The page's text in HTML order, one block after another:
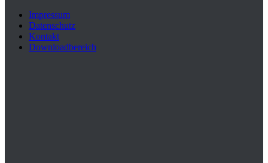
Impressum
Datenschutz
Kontakt
Downloadbereich